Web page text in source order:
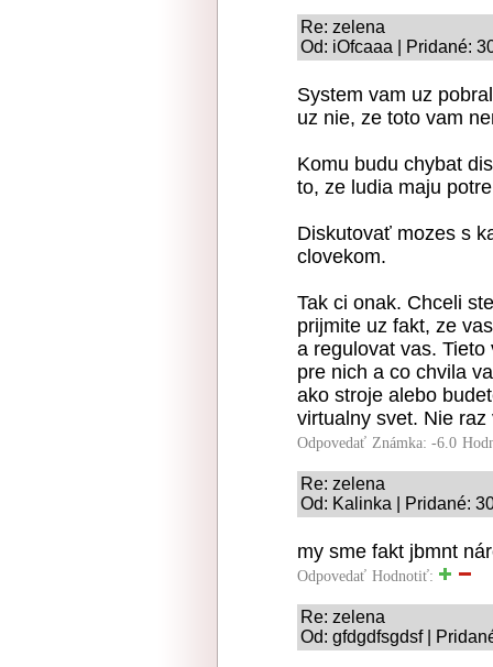
Re: zelena
Od: iOfcaaa | Pridané:
System vam uz
uz nie, ze toto vam
Komu budu chybat
to, ze ludia maju
Diskutovať mozes s
clovekom.
Tak ci onak. Chceli
prijmite uz fakt, ze
a regulovat vas.
pre nich a co chvila
ako stroje alebo
virtualny svet. Nie
Odpovedať Známka: -6.0
Re: zelena
Od: Kalinka | Pridané:
my sme fakt jbmnt
Odpovedať Hodnotiť:
Re: zelena
Od: gfdgdfsgdsf |